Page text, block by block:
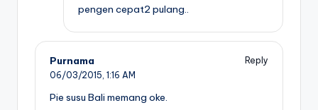
pengen cepat2 pulang..
Purnama
Reply
06/03/2015, 1:16 AM
Pie susu Bali memang oke.